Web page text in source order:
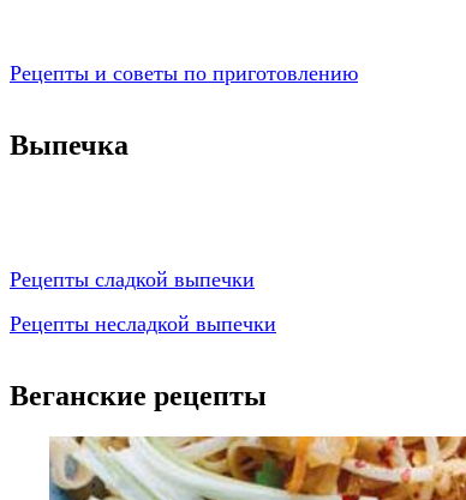
Рецепты и советы по приготовлению
Выпечка
Рецепты сладкой выпечки
Рецепты несладкой выпечки
Веганские рецепты